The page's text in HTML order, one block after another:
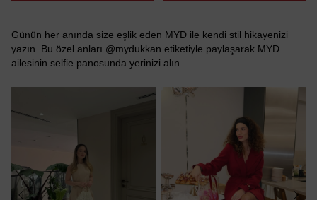
Günün her anında size eşlik eden MYD ile kendi stil hikayenizi
yazın. Bu özel anları @mydukkan etiketiyle paylaşarak MYD
ailesinin selfie panosunda yerinizi alın.